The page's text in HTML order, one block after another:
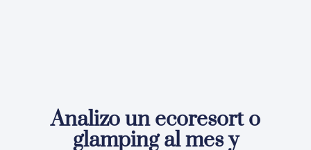
Analizo un ecoresort o
glamping al mes y